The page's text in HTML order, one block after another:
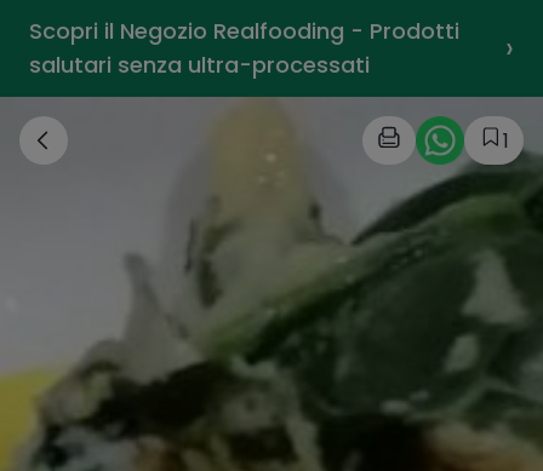
Scopri il Negozio Realfooding - Prodotti
salutari senza ultra-processati
›
1